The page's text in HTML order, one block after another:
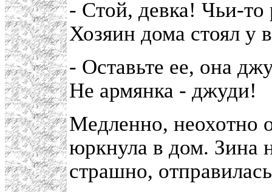
- Стой, девка! Чьи-то
Хозяин дома стоял у
- Оставьте ее, она
Не армянка - джуди!
Медленно, неохотно
юркнула в дом. Зина
страшно,